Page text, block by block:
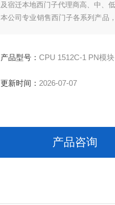
及宿迁本地西门子代理商高、中、
本公司专业销售西门子各系列产品
产品型号： CPU 1512C-1 PN模块
更新时间： 2026-07-07
产品咨询